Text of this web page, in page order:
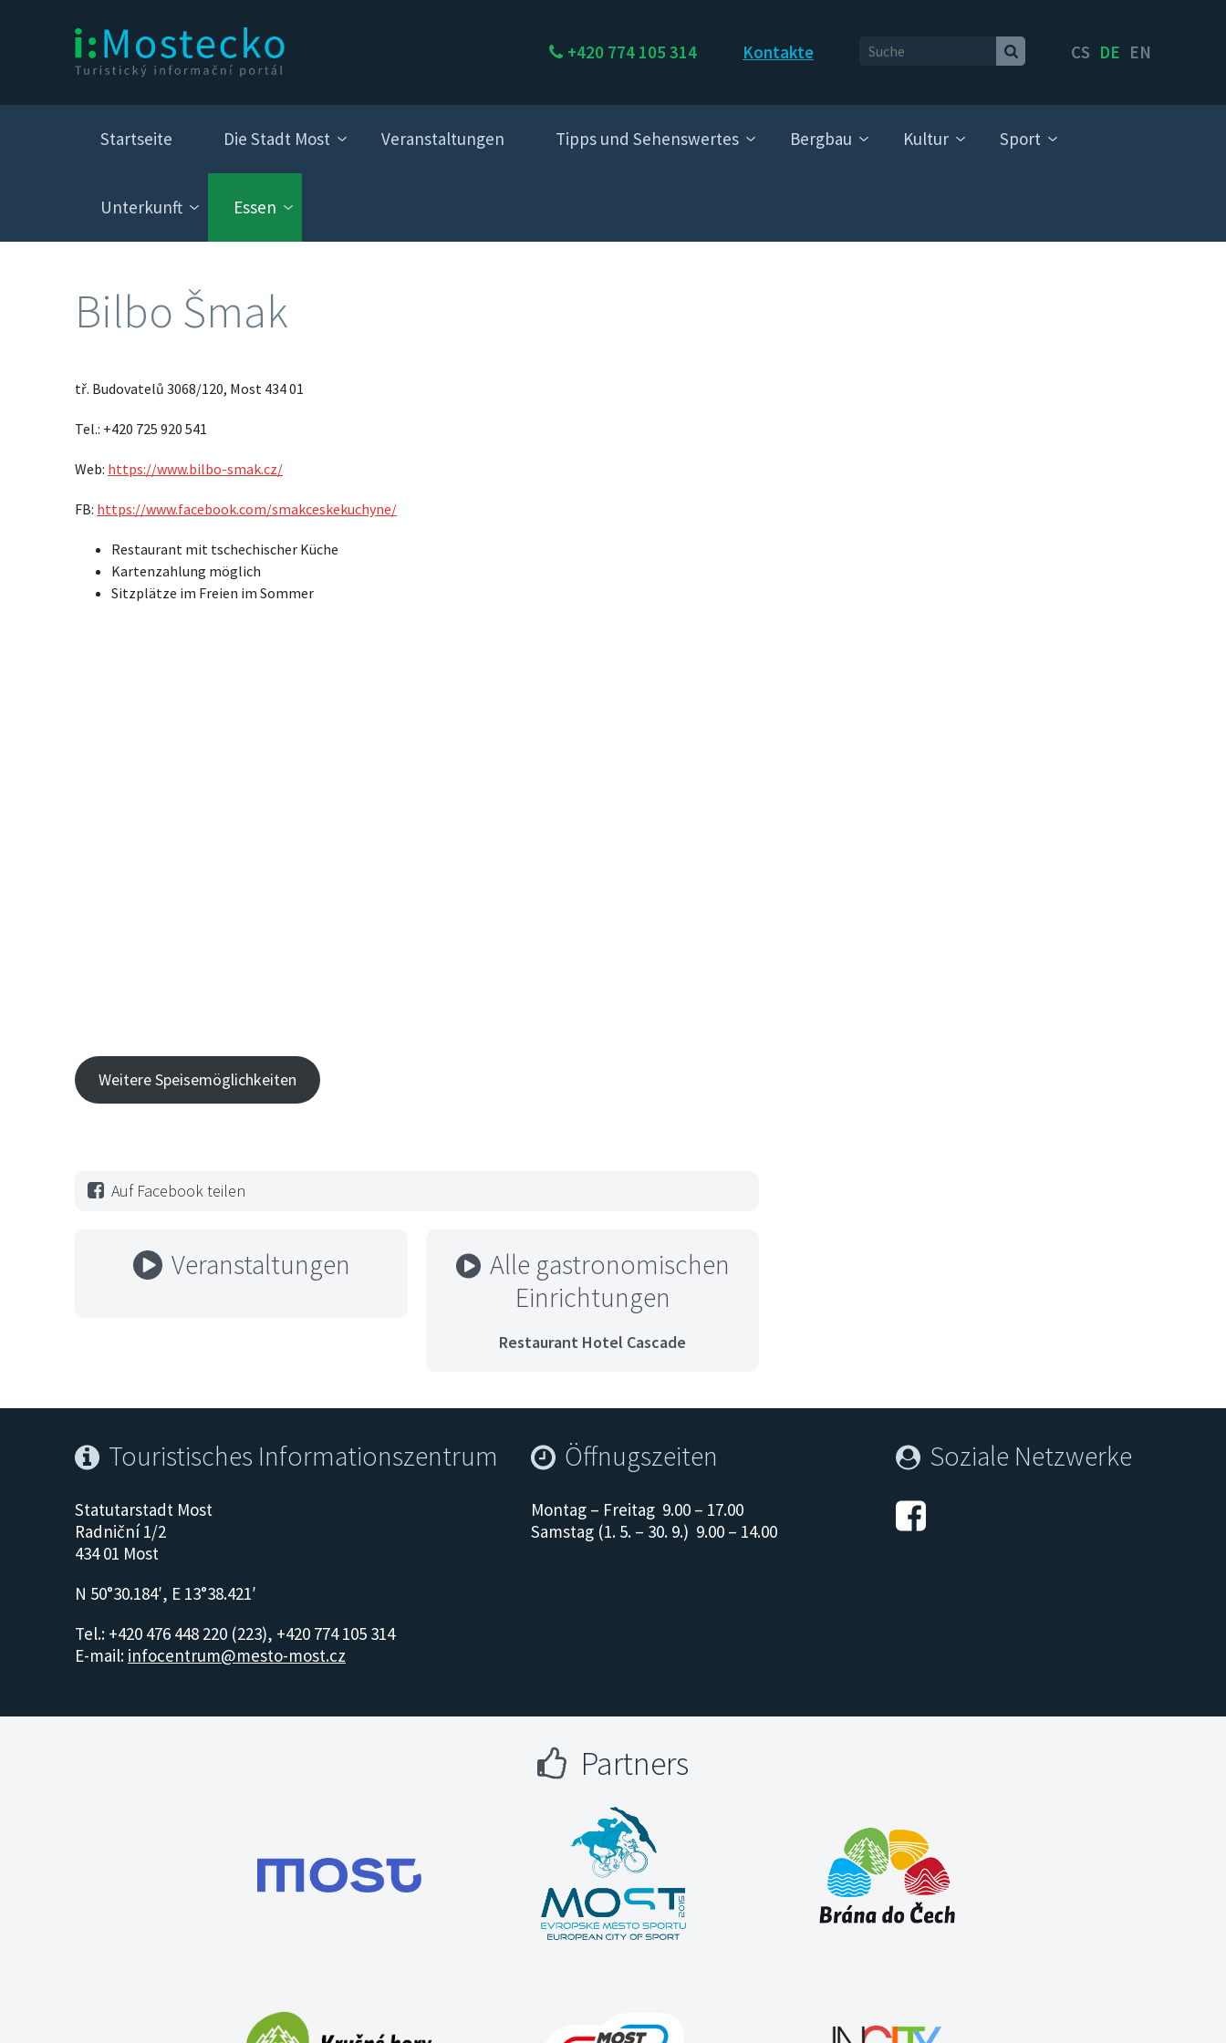
+420 774 105 314 Kontakte CS DE EN
Startseite Die Stadt Most Veranstaltungen Tipps und Sehenswertes Bergbau Kultur Sport
Unterkunft Essen
Bilbo Šmak
tř. Budovatelů 3068/120, Most 434 01
Tel.: +420 725 920 541
Web: https://www.bilbo-smak.cz/
FB: https://www.facebook.com/smakceskekuchyne/
Restaurant mit tschechischer Küche
Kartenzahlung möglich
Sitzplätze im Freien im Sommer
Weitere Speisemöglichkeiten
Auf Facebook teilen
Veranstaltungen
Alle gastronomischen
Einrichtungen
Restaurant Hotel Cascade
Touristisches Informationszentrum
Statutarstadt Most
Radniční 1/2
434 01 Most
N 50°30.184′, E 13°38.421′
Tel.: +420 476 448 220 (223), +420 774 105 314
E-mail: infocentrum@mesto-most.cz
Öffnugszeiten
Montag – Freitag 9.00 – 17.00
Samstag (1. 5. – 30. 9.) 9.00 – 14.00
Soziale Netzwerke
Partners